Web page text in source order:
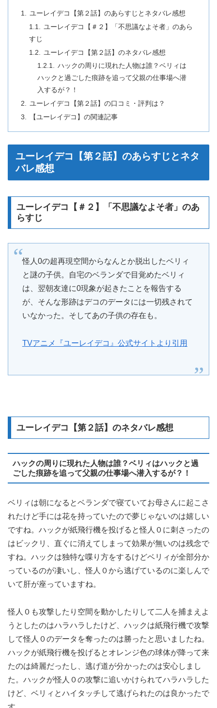
ユーレイデコ【第２話】のあらすじとネタバレ感想
ユーレイデコ【＃２】「不思議なよそ者」のあら
すじ
ユーレイデコ【第２話】のネタバレ感想
ハックの周りに現れた人物は誰？ベリィは
ハックと過ごした痕跡を追って父親の仕事場へ潜
入するが？！
ユーレイデコ【第２話】の口コミ・評判は？
【ユーレイデコ】の関連記事
ユーレイデコ【第２話】のあらすじとネタ
バレ感想
ユーレイデコ【＃２】「不思議なよそ者」のあ
らすじ
怪人0の超再現空間からなんとか脱出したベリィ
と謎の子供。自宅のベランダで目覚めたベリィ
は、翌朝友達に0現象が起きたことを報告する
が、そんな形跡はデコのデータには一切残されて
いなかった。そしてあの子供の存在も。
TVアニメ『ユーレイデコ』公式サイトより引用
ユーレイデコ【第２話】のネタバレ感想
ハックの周りに現れた人物は誰？ベリィはハックと過
ごした痕跡を追って父親の仕事場へ潜入するが？！
ベリィは朝になるとベランダで寝ていてお母さんに起こさ
れたけど手には花を持っていたので夢じゃないのは嬉しい
ですね。ハックが紙飛行機を投げると怪人０に刺さったの
はビックリ、直ぐに消えてしまって効果が無いのは残念で
すね。ハックは独特な喋り方をするけどベリィが全部分か
っているのが凄いし、怪人０から逃げているのに楽しんで
いて肝が座っていますね。
怪人０も攻撃したり空間を動かしたりして二人を捕まえよ
うとしたのはハラハラしたけど、ハックは紙飛行機で攻撃
して怪人０のデータを奪ったのは勝ったと思いましたね。
ハックが紙飛行機を投げるとオレンジ色の球体が降って来
たのは綺麗だったし、逃げ道が分かったのは安心しまし
た。ハックが怪人０の攻撃に追いかけられてハラハラした
けど、ベリィとハイタッチして逃げられたのは良かったで